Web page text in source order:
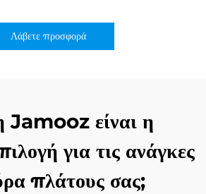
Λάβετε προσφορά
Jamooz είναι η
για τις ανάγκες
πλάτους σας;